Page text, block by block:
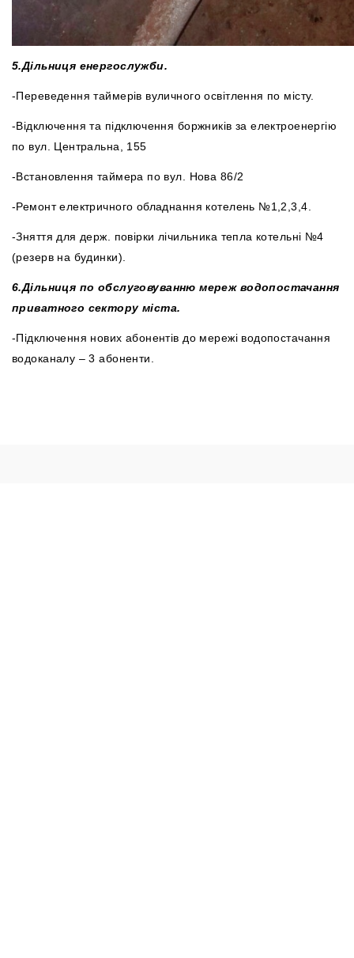
5.Дільниця енергослужби.
-Переведення таймерів вуличного освітлення по місту.
-Відключення та підключення боржників за електроенергію
по вул. Центральна, 155
-Встановлення таймера по вул. Нова 86/2
-Ремонт електричного обладнання котелень №1,2,3,4.
-Зняття для держ. повірки лічильника тепла котельні №4
(резерв на будинки).
6.Дільниця по обслуговуванню мереж водопостачання
приватного сектору міста.
-Підключення нових абонентів до мережі водопостачання
водоканалу – 3 абоненти.